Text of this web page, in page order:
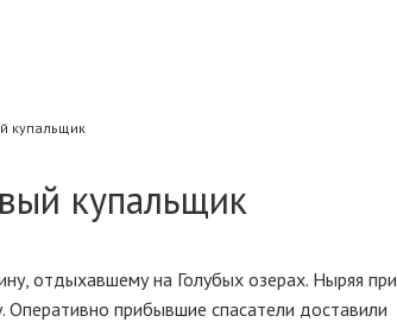
купальщик
купальщик
отдыхавшему на Голубых озерах. Ныряя при
Оперативно прибывшие спасатели доставили